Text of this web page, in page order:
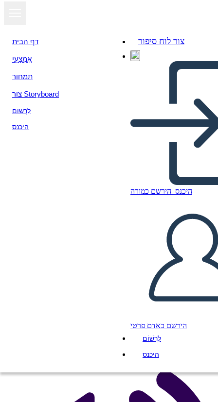
דף הבית
אֶמְצָעִי
תמחור
צור Storyboard
לִרְשׁוֹם
היכנס
צור לוח סיפור
היכנס הירשם כמורה
הירשם כאדם פרטי
לִרְשׁוֹם
היכנס
George Contro George di
Rosalyn Schanzer
העתק את לוח התכנון הזה
לקרוא לי